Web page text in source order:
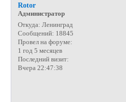
Rotor
Администратор
Откуда: Ленинград
Сообщений: 18845
Провел на форуме:
1 год 5 месяцев
Последний визит:
Вчера 22:47:38